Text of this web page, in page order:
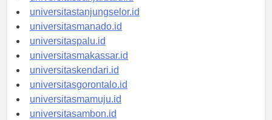
universitasbanjarbaru.id
universitastanjungselor.id
universitasmanado.id
universitaspalu.id
universitasmakassar.id
universitaskendari.id
universitasgorontalo.id
universitasmamuju.id